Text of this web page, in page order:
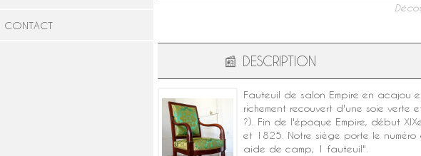
CONTACT
📰 DESCRIPTION
Fauteuil de salon Empire en acajou
richement recouvert d'une soie
?). Fin de l'époque Empire, début
et 1825. Notre siège porte le
aide de camp, 1 fauteuil".